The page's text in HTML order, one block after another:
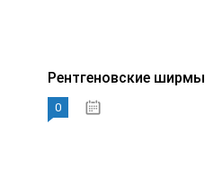
Рентгеновские ширмы
0